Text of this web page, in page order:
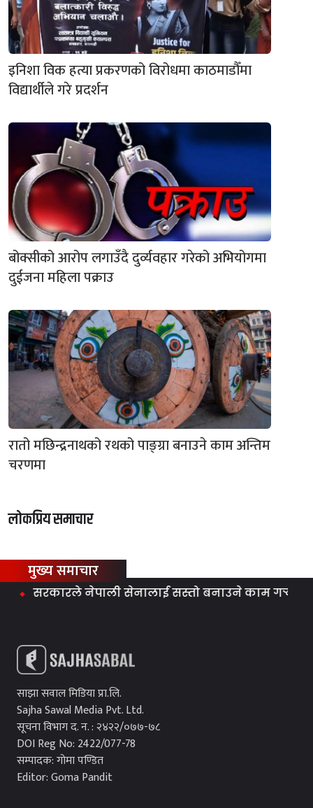
इनिशा विक हत्या प्रकरणको विरोधमा काठमाडौँमा
विद्यार्थीले गरे प्रदर्शन
बोक्सीको आरोप लगाउँदै दुर्व्यवहार गरेको अभियोगमा
दुईजना महिला पक्राउ
रातो मछिन्द्रनाथको रथको पाङ्ग्रा बनाउने काम अन्तिम
चरणमा
लोकप्रिय समाचार
मुख्य समाचार
सरकारले नेपाली सेनालाई सस्तो बनाउने काम गर्‍यो : मिराज
साझा सवाल मिडिया प्रा.लि.
Sajha Sawal Media Pvt. Ltd.
सूचना विभाग द. न. : २४२२/०७७-७८
DOI Reg No: 2422/077-78
सम्पादक: गोमा पण्डित
Editor: Goma Pandit